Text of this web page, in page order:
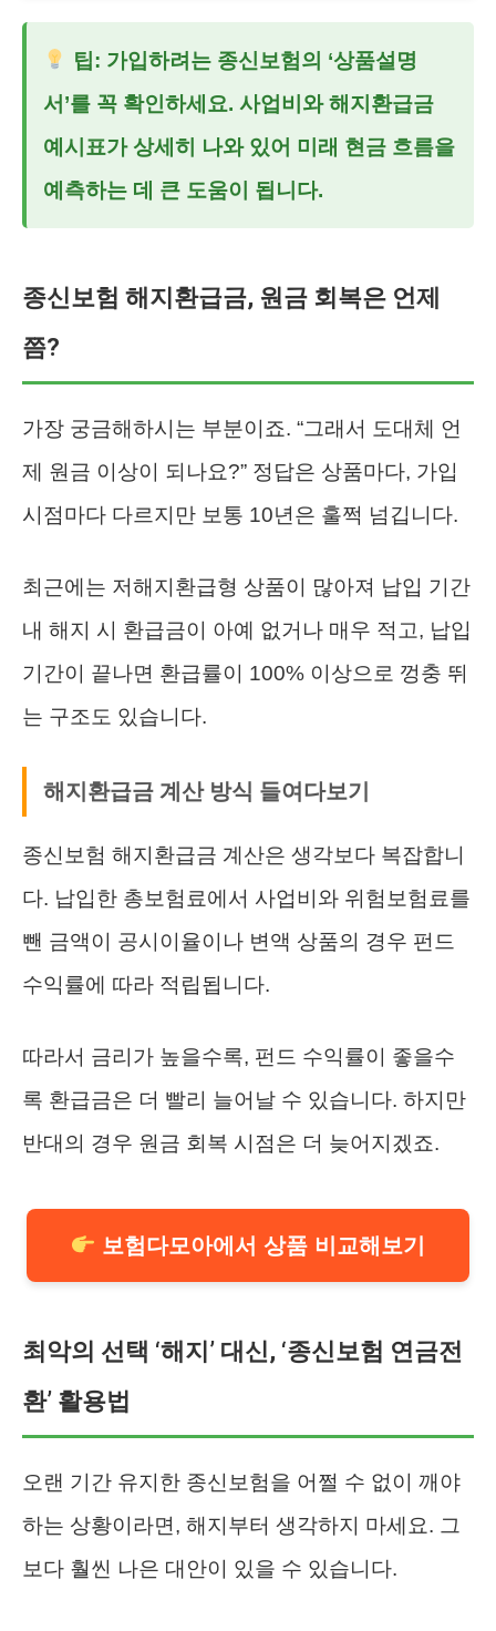
팁: 가입하려는 종신보험의 ‘상품설명
서’를 꼭 확인하세요. 사업비와 해지환급금
예시표가 상세히 나와 있어 미래 현금 흐름을
예측하는 데 큰 도움이 됩니다.
종신보험 해지환급금, 원금 회복은 언제
쯤?
가장 궁금해하시는 부분이죠. “그래서 도대체 언
제 원금 이상이 되나요?” 정답은 상품마다, 가입
시점마다 다르지만 보통 10년은 훌쩍 넘깁니다.
최근에는 저해지환급형 상품이 많아져 납입 기간
내 해지 시 환급금이 아예 없거나 매우 적고, 납입
기간이 끝나면 환급률이 100% 이상으로 껑충 뛰
는 구조도 있습니다.
해지환급금 계산 방식 들여다보기
종신보험 해지환급금 계산은 생각보다 복잡합니
다. 납입한 총보험료에서 사업비와 위험보험료를
뺀 금액이 공시이율이나 변액 상품의 경우 펀드
수익률에 따라 적립됩니다.
따라서 금리가 높을수록, 펀드 수익률이 좋을수
록 환급금은 더 빨리 늘어날 수 있습니다. 하지만
반대의 경우 원금 회복 시점은 더 늦어지겠죠.
보험다모아에서 상품 비교해보기
최악의 선택 ‘해지’ 대신, ‘종신보험 연금전
환’ 활용법
오랜 기간 유지한 종신보험을 어쩔 수 없이 깨야
하는 상황이라면, 해지부터 생각하지 마세요. 그
보다 훨씬 나은 대안이 있을 수 있습니다.